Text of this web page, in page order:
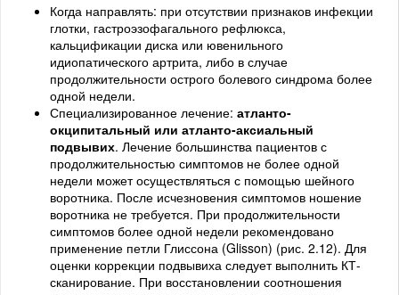
Когда направлять: при отсутствии признаков инфекции
глотки, гастроэзофагального рефлюкса,
кальцификации диска или ювенильного
идиопатического артрита, либо в случае
продолжительности острого болевого синдрома более
одной недели.
Специализированное лечение: атланто-
окципитальный или атланто-аксиальный
подвывих. Лечение большинства пациентов с
продолжительностью симптомов не более одной
недели может осуществляться с помощью шейного
воротника. После исчезновения симптомов ношение
воротника не требуется. При продолжительности
симптомов более одной недели рекомендовано
применение петли Глиссона (Glisson) (рис. 2.12). Для
оценки коррекции подвывиха следует выполнить КТ-
сканирование. При восстановлении соотношения